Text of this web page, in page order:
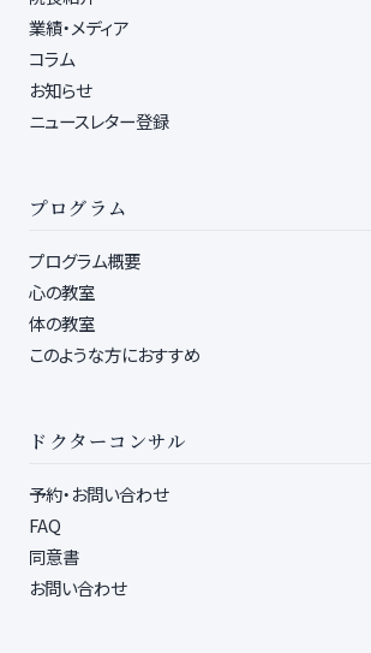
業績・メディア
コラム
お知らせ
ニュースレター登録
プログラム
プログラム概要
心の教室
体の教室
このような方におすすめ
ドクターコンサル
予約・お問い合わせ
FAQ
同意書
お問い合わせ